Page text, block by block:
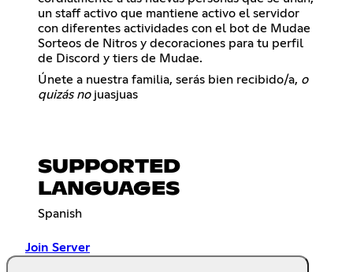
un staff activo que mantiene activo el servidor
con diferentes actividades con el bot de Mudae
Sorteos de Nitros y decoraciones para tu perfil
de Discord y tiers de Mudae.
Únete a nuestra familia, serás bien recibido/a, o
quizás nojuasjuas
SUPPORTED
LANGUAGES
Spanish
Join Server